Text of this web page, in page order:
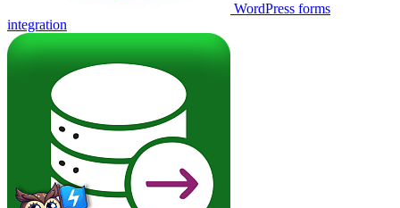
WordPress forms
integration